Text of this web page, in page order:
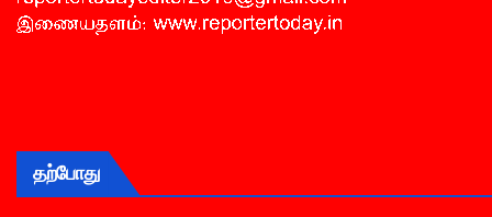
தற்போது